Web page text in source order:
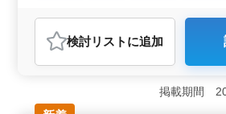
自動車整備士
おすすめポイント
＜中高年が活躍できる自動車整備の
は自動車販売店での整備士を募集し
方々も活躍中で、年間休日110日と働
検討リスト に追加
掲載期間